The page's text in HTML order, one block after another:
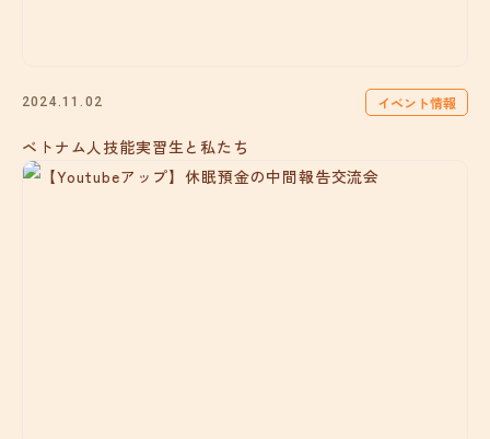
2024.11.02 イベント情報
ベトナム人技能実習生と私たち